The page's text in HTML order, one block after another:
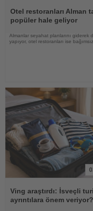
Oku
Otel restoranları Alman
popüler hale geliyor
Almanlar seyahat planlarını giderek
yapıyor, otel restoranları ise
Oku
Ving araştırdı: İsveçli
ayrıntılara önem veriyor?